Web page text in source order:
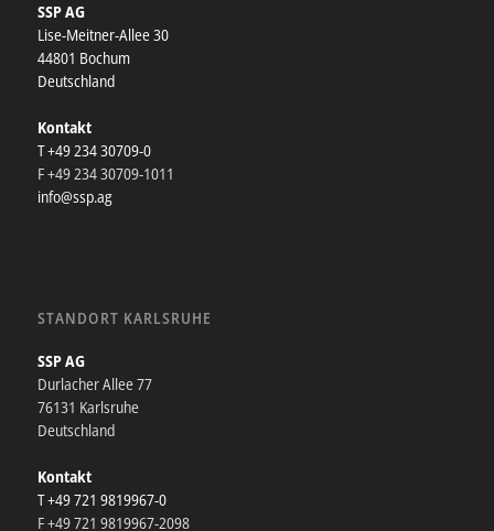
SSP AG
Lise-Meitner-Allee 30
44801 Bochum
Deutschland
Kontakt
T +49 234 30709-0
F +49 234 30709-1011
info@ssp.ag
STANDORT KARLSRUHE
SSP AG
Durlacher Allee 77
76131 Karlsruhe
Deutschland
Kontakt
T +49 721 9819967-0
F +49 721 9819967-2098